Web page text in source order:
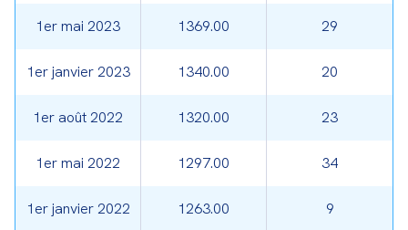
1er mai 2023 1369.00 29
1er janvier 2023 1340.00 20
1er août 2022 1320.00 23
1er mai 2022 1297.00 34
1er janvier 2022 1263.00 9